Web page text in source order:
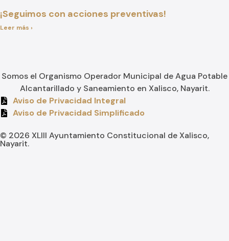
¡Seguimos con acciones preventivas!
Leer más ›
Somos el Organismo Operador Municipal de Agua Potable
Alcantarillado y Saneamiento en Xalisco, Nayarit.
Aviso de Privacidad Integral
Aviso de Privacidad Simplificado
© 2026 XLIII Ayuntamiento Constitucional de Xalisco,
Nayarit.